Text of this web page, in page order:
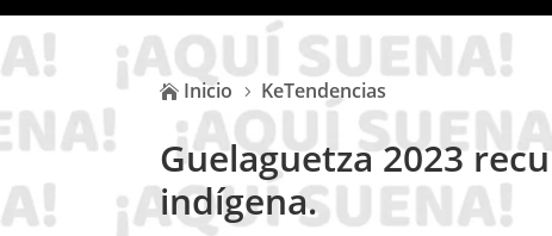
 Inicio 5 KeTendencias
Guelaguetza 2023
indígena.